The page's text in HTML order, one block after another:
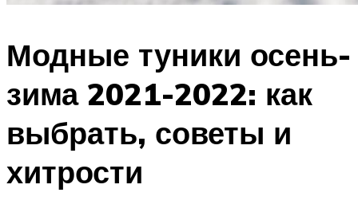
Модные туники осень-
зима 2021-2022: как
выбрать, советы и
хитрости